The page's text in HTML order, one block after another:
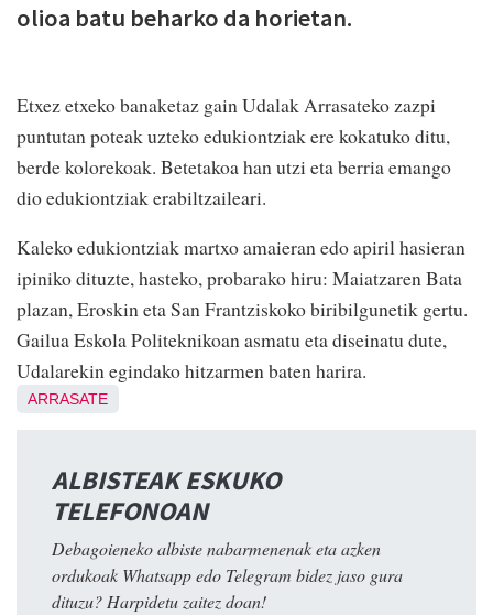
olioa batu beharko da horietan.
Etxez etxeko banaketaz gain Udalak Arrasateko zazpi
puntutan poteak uzteko edukiontziak ere kokatuko ditu,
berde kolorekoak. Betetakoa han utzi eta berria emango
dio edukiontziak erabiltzaileari.
Kaleko edukiontziak martxo amaieran edo apiril hasieran
ipiniko dituzte, hasteko, probarako hiru: Maiatzaren Bata
plazan, Eroskin eta San Frantziskoko biribilgunetik gertu.
Gailua Eskola Politeknikoan asmatu eta diseinatu dute,
Udalarekin egindako hitzarmen baten harira.
ARRASATE
ALBISTEAK ESKUKO
TELEFONOAN
Debagoieneko albiste nabarmenenak eta azken
ordukoak Whatsapp edo Telegram bidez jaso gura
dituzu? Harpidetu zaitez doan!